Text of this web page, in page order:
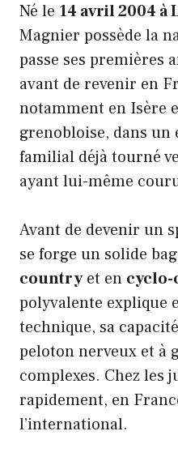
Né le 14 avril 2004 à
Magnier possède la
passe ses premières
avant de revenir en
notamment en Isère
grenobloise, dans
familial déjà tourné
ayant lui-même
Avant de devenir un
se forge un solide
countryet en cyclo-
polyvalente explique
technique, sa
peloton nerveux et à
complexes. Chez les
rapidement, en
l’international.